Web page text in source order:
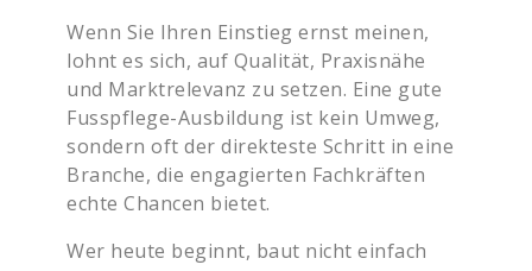
Wenn Sie Ihren Einstieg ernst meinen,
lohnt es sich, auf Qualität, Praxisnähe
und Marktrelevanz zu setzen. Eine gute
Fusspflege-Ausbildung ist kein Umweg,
sondern oft der direkteste Schritt in eine
Branche, die engagierten Fachkräften
echte Chancen bietet.
Wer heute beginnt, baut nicht einfach